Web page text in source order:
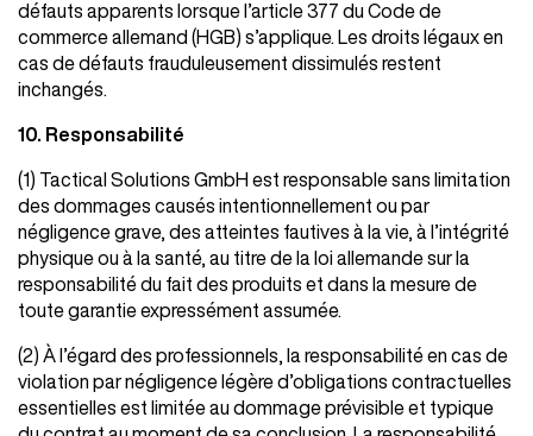
défauts apparents lorsque l’article 377 du Code de
commerce allemand (HGB) s’applique. Les droits légaux en
cas de défauts frauduleusement dissimulés restent
inchangés.
10. Responsabilité
(1) Tactical Solutions GmbH est responsable sans limitation
des dommages causés intentionnellement ou par
négligence grave, des atteintes fautives à la vie, à l’intégrité
physique ou à la santé, au titre de la loi allemande sur la
responsabilité du fait des produits et dans la mesure de
toute garantie expressément assumée.
(2) À l’égard des professionnels, la responsabilité en cas de
violation par négligence légère d’obligations contractuelles
essentielles est limitée au dommage prévisible et typique